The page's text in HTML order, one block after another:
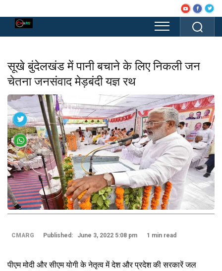
सूखे बुंदेलखंड में पानी बचाने के लिए निकली जन
चेतना जनसंवाद मेड़बंदी यज्ञ रथ
CMARG Published: June 3, 2022 5:08 pm 1 min read
पीएम मोदी और सीएम योगी के नेतृत्व में देश और प्रदेश की सरकारें जल